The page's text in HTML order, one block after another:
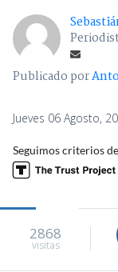
Publicado por
Jueves 06 Agosto,
Seguimos criterios de
2868
visitas